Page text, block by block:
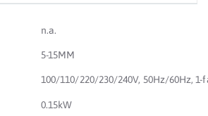
n.a.
5-15MM
100/110/220/230/240V, 50Hz/60Hz, 1-
0.15kW